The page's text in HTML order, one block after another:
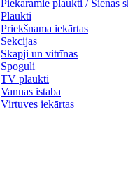
Piekaramie plaukti / Sienas
Plaukti
Priekšnama iekārtas
Sekcijas
Skapji un vitrīnas
Spoguli
TV plaukti
Vannas istaba
Virtuves iekārtas